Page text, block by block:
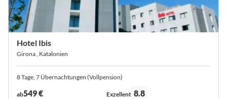
Hotel Ibis
Girona , Katalonien
8 Tage, 7 Übernachtungen (Vollpension)
ab549 € Bewertung:
Exzellent 8.8